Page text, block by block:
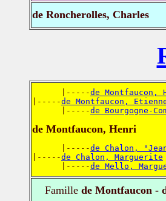
de Roncherolles, Charles
      |-----
de Montfaucon,
|-----de Montfaucon,
      |-----
de Bourgogne-
de Montfaucon, Henri
      |-----
de Chalon,
|-----de Chalon, Marguerite
      |-----
de Mello,
Famillede Montfaucon -